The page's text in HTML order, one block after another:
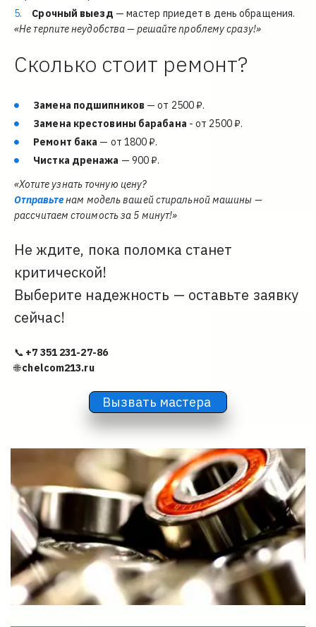
Срочный выезд
«Не терпите неудобства — решайте проблему сразу!»
Сколько стоит ремонт?
Замена подшипников — от 2500 ₽.
Замена крестовины барабана - от 2500 ₽.
Ремонт бака — от 1800 ₽.
Чистка дренажа — 900 ₽.
«Хотите узнать точную цену?
Отправьте нам модель вашей стиральной машины —
рассчитаем стоимость за 5 минут!»
Не ждите, пока поломка станет
критической!
Выберите надежность — оставьте заявку
сейчас!
📞 +7 351 231-27-86
🌐 chelcom213.ru
Вызвать мастера